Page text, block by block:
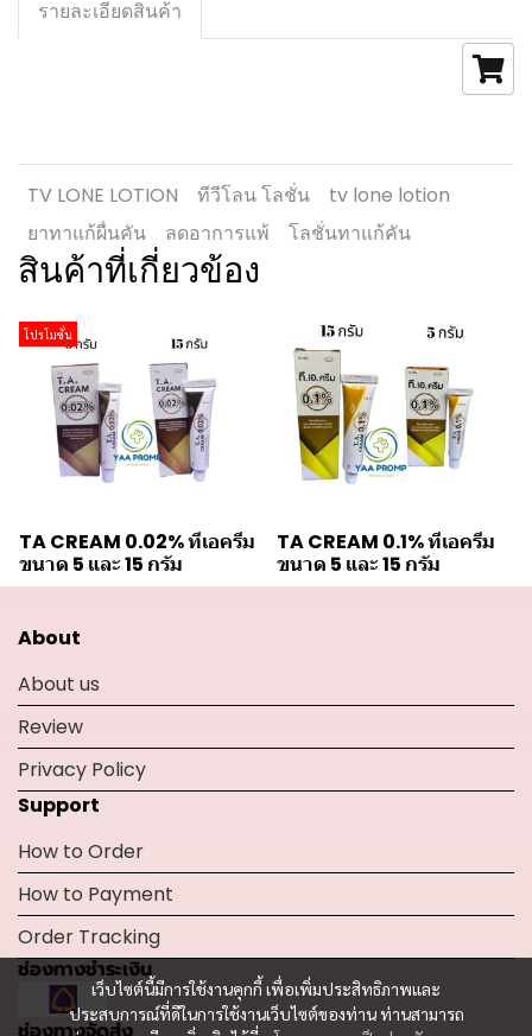
รายละเอียดสินค้า
TV LONE LOTION ทีวีโลน โลชั่น
tv lone lotion
ยาทาแก้ผื่นคัน
ลดอาการแพ้ โลชั่นทาแก้คัน
สินค้าที่เกี่ยวข้อง
โปรโมชั่น
TA CREAM 0.02% ทีเอครีม
ขนาด 5 และ 15 กรัม
TA CREAM 0.1% ทีเอครีม
ขนาด 5 และ 15 กรัม
เว็บไซต์นี้มีการใช้งานคุกกี้ เพื่อเพิ่มประสิทธิภาพและ
ประสบการณ์ที่ดีในการใช้งานเว็บไซต์ของท่าน ท่านสามารถ
About
About us
Review
Privacy Policy
Support
How to Order
How to Payment
Order Tracking
ช่องทางชำระเงิน